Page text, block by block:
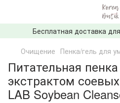
Бесплатная доставка
Очищение Пенка/гель для
Питательная
экстрактом
LAB Soybean